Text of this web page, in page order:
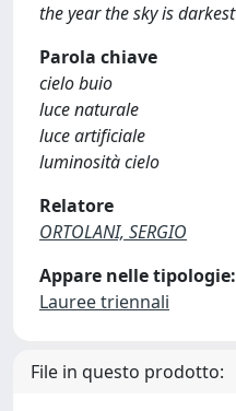
the year the sky is darkest
Parola chiave
cielo buio
luce naturale
luce artificiale
luminosità cielo
Relatore
ORTOLANI, SERGIO
Appare nelle tipologie:
Lauree triennali
File in questo prodotto: